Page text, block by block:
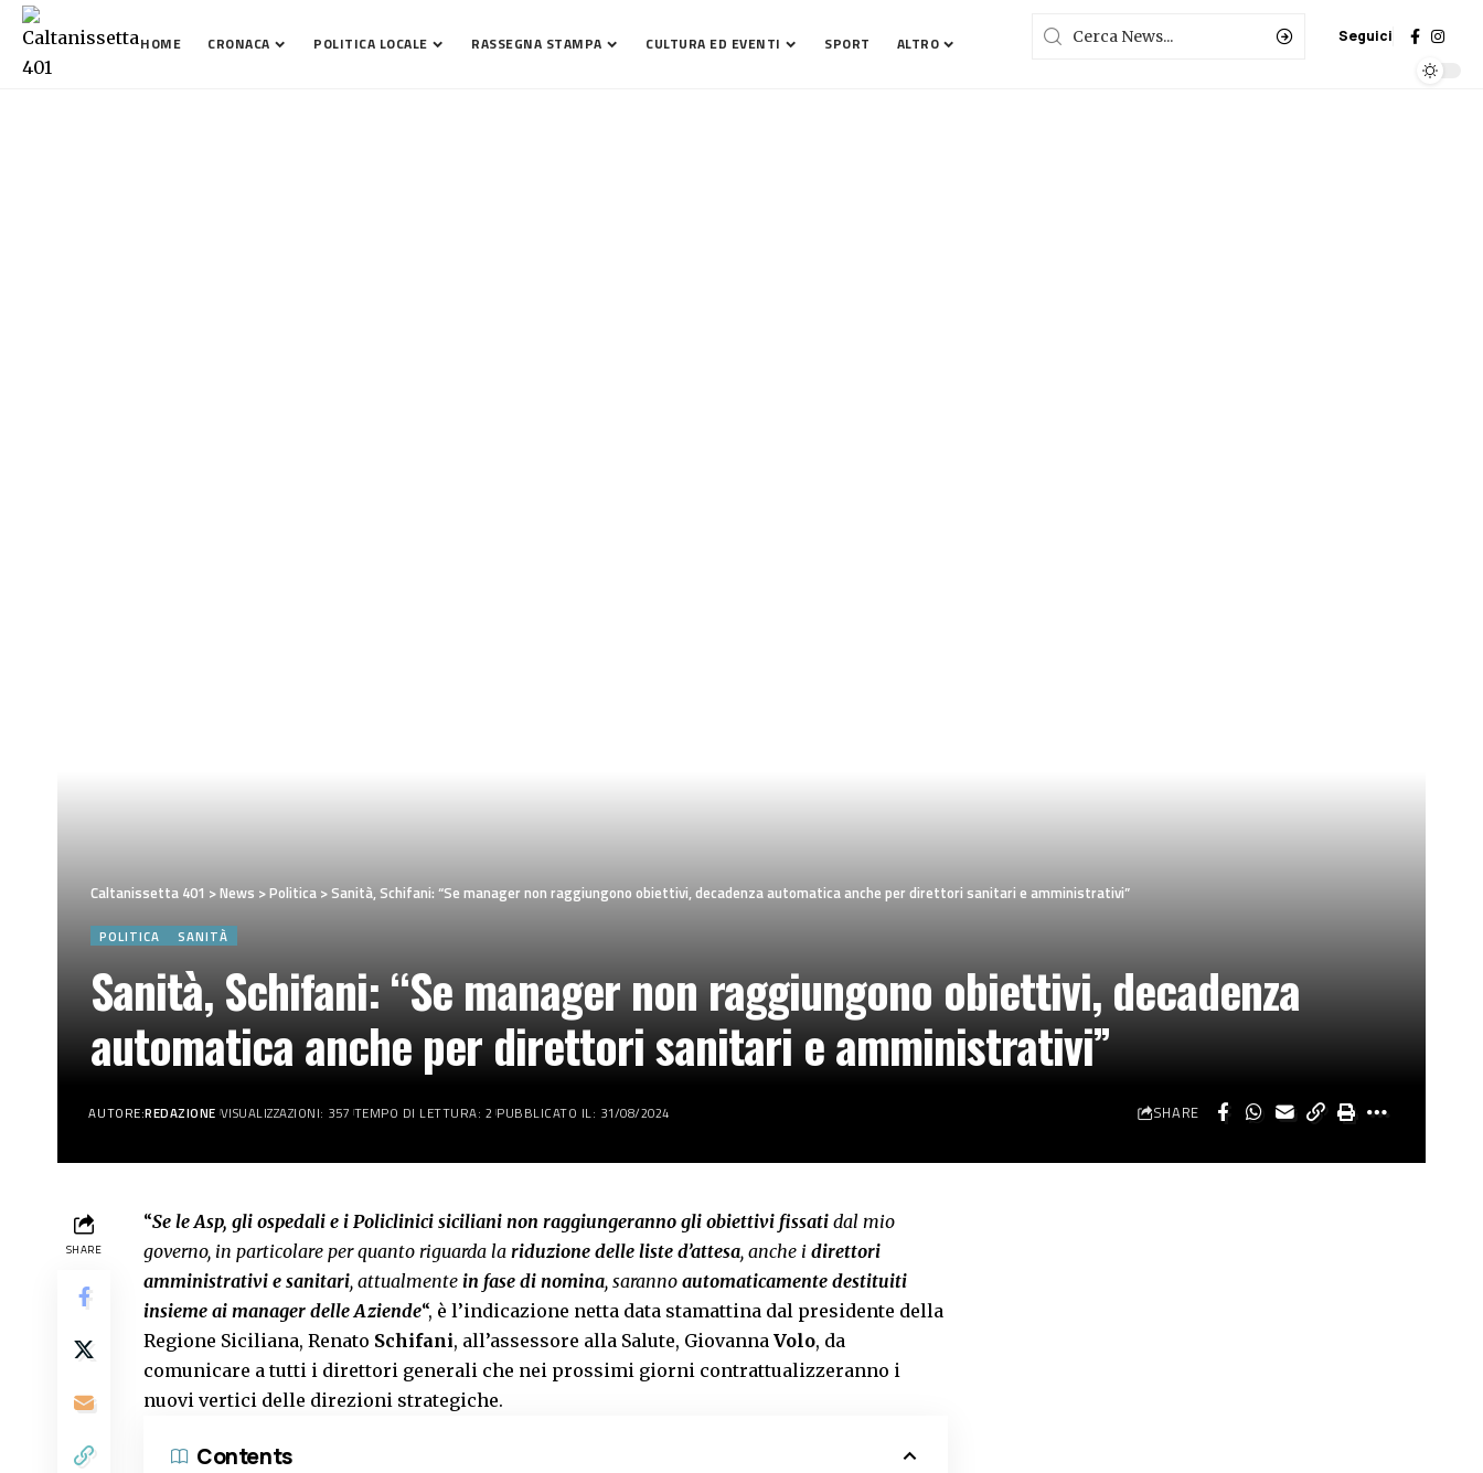
HOME CRONACA POLITICA LOCALE RASSEGNA STAMPA CULTURA ED EVENTI SPORT ALTRO Seguici
Caltanissetta 401 >News >Politica >Sanità, Schifani: “Se manager non raggiungono obiettivi, decadenza automatica anche per direttori sanitari e amministrativi”
POLITICA SANITÀ
Sanità, Schifani: “Se manager non raggiungono obiettivi, decadenza
automatica anche per direttori sanitari e amministrativi”
AUTORE:REDAZIONE VISUALIZZAZIONI: 357 TEMPO DI LETTURA: 2 PUBBLICATO IL: 31/08/2024 SHARE
SHARE
“Se le Asp, gli ospedali e i Policlinici siciliani non raggiungeranno gli obiettivi fissati dal mio
governo, in particolare per quanto riguarda la riduzione delle liste d’attesa, anche i direttori
amministrativi e sanitari, attualmente in fase di nomina, saranno automaticamente destituiti
insieme ai manager delle Aziende“, è l’indicazione netta data stamattina dal presidente della
Regione Siciliana, Renato Schifani, all’assessore alla Salute, Giovanna Volo, da
comunicare a tutti i direttori generali che nei prossimi giorni contrattualizzeranno i
nuovi vertici delle direzioni strategiche.
Contents